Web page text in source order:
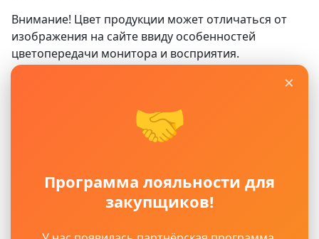
×
🤝
Программа лояльности для
закупщиков!
Внимание! Цвет продукции может отличаться от
изображения на сайте ввиду особенностей
цветопередачи монитора и восприятия.
не является публичной офертой, определяемой
положениями ГК РФ. Для получения подробной
офисы продаж.
Политика защиты и обработки персональных
данных
Пользовательское соглашение